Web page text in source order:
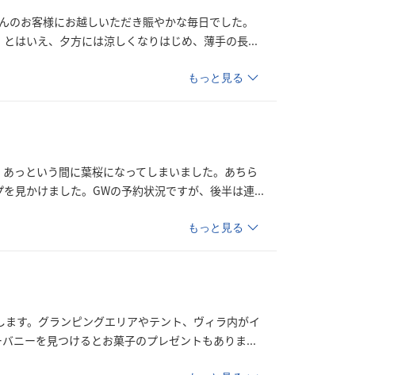
お客様にお越しいただき賑やかな毎日でした。
はいえ、夕方には涼しくなりはじめ、薄手の長...
もっと見る
っという間に葉桜になってしまいました。あちら
見かけました。GWの予約状況ですが、後半は連...
もっと見る
す。グランピングエリアやテント、ヴィラ内がイ
ニーを見つけるとお菓子のプレゼントもあり ま...